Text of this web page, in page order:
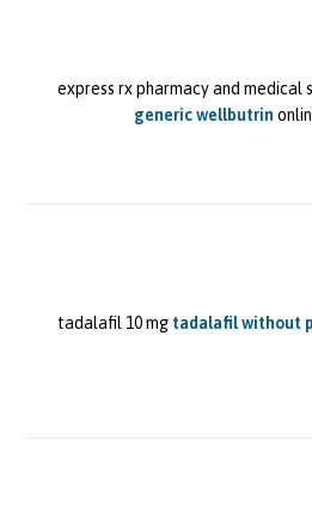
express rx pharmacy and medical
generic wellbutrin
tadalafil 10 mg tadalafil without